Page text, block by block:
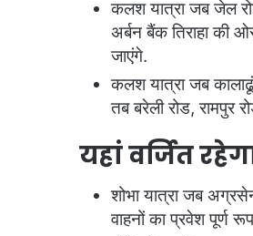
कलश यात्रा जब जेल
अर्बन बैंक तिराहा की
जाएंगे.
कलश यात्रा जब
तब बरेली रोड, रामपुर
यहां वर्जित
शोभा यात्रा जब
वाहनों का प्रवेश पूर्ण